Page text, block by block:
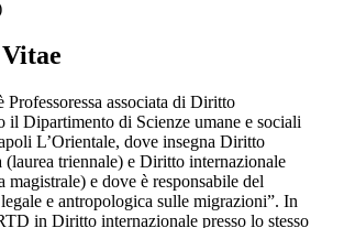
associata di Diritto
il Dipartimento di Scienze umane e sociali
L’Orientale, dove insegna Diritto
(laurea triennale) e Diritto internazionale
magistrale) e dove è responsabile del
e antropologica sulle migrazioni”. In
in Diritto internazionale presso lo stesso